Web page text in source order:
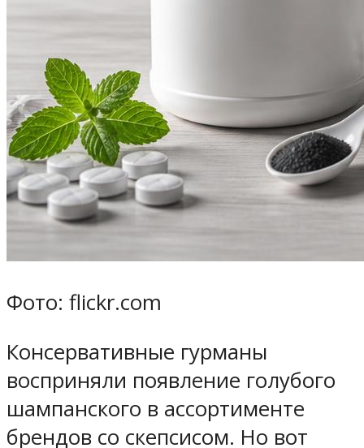
Фото: flickr.com
Консервативные гурманы
восприняли появление голубого
шампанского в ассортименте
брендов со скепсисом. Но вот